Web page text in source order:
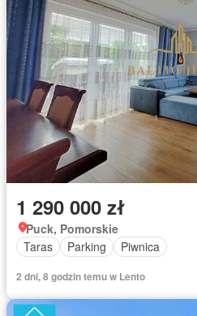
1 290 000 zł
Puck, Pomorskie
Taras
Parking Piwnica
2 dni, 8 godzin temu w Lento